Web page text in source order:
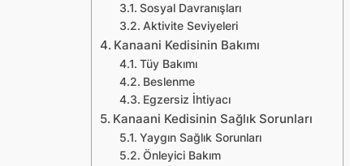
Sosyal Davranışları
Aktivite Seviyeleri
Kanaani Kedisinin Bakımı
Tüy Bakımı
Beslenme
Egzersiz İhtiyacı
Kanaani Kedisinin Sağlık Sorunları
Yaygın Sağlık Sorunları
Önleyici Bakım